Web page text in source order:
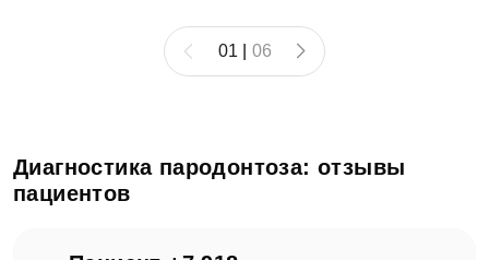
01 06
Диагностика пародонтоза: отзывы
пациентов